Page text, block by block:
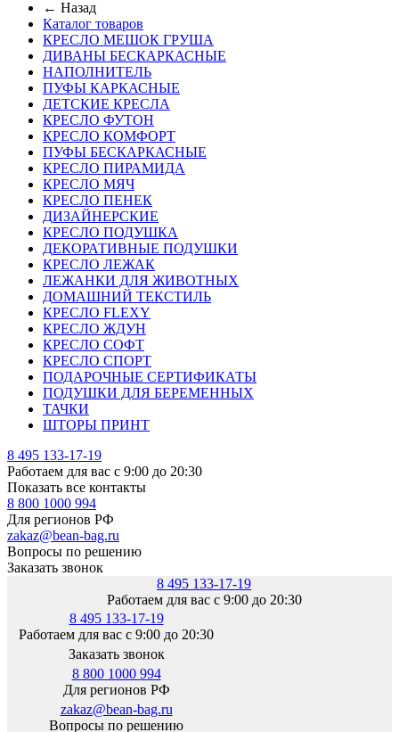
← Назад
Каталог товаров
КРЕСЛО МЕШОК ГРУША
ДИВАНЫ БЕСКАРКАСНЫЕ
НАПОЛНИТЕЛЬ
ПУФЫ КАРКАСНЫЕ
ДЕТСКИЕ КРЕСЛА
КРЕСЛО ФУТОН
КРЕСЛО КОМФОРТ
ПУФЫ БЕСКАРКАСНЫЕ
КРЕСЛО ПИРАМИДА
КРЕСЛО МЯЧ
КРЕСЛО ПЕНЕК
ДИЗАЙНЕРСКИЕ
КРЕСЛО ПОДУШКА
ДЕКОРАТИВНЫЕ ПОДУШКИ
КРЕСЛО ЛЕЖАК
ЛЕЖАНКИ ДЛЯ ЖИВОТНЫХ
ДОМАШНИЙ ТЕКСТИЛЬ
КРЕСЛО FLEXY
КРЕСЛО ЖДУН
КРЕСЛО СОФТ
КРЕСЛО СПОРТ
ПОДАРОЧНЫЕ СЕРТИФИКАТЫ
ПОДУШКИ ДЛЯ БЕРЕМЕННЫХ
ТАЧКИ
ШТОРЫ ПРИНТ
8 495 133-17-19
Работаем для вас с 9:00 до 20:30
Показать все контакты
8 800 1000 994
Для регионов РФ
zakaz@bean-bag.ru
Вопросы по решению
Заказать звонок
8 495 133-17-19
Работаем для вас с 9:00 до 20:30
8 495 133-17-19
Работаем для вас с 9:00 до 20:30
Заказать звонок
8 800 1000 994
Для регионов РФ
zakaz@bean-bag.ru
Вопросы по решению